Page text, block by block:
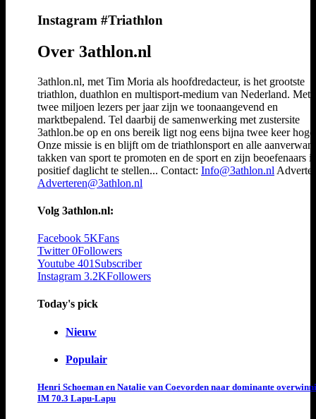
Instagram #Triathlon
Over 3athlon.nl
3athlon.nl, met Tim Moria als hoofdredacteur, is het grootste
triathlon, duathlon en multisport-medium van Nederland. Met
twee miljoen lezers per jaar zijn we toonaangevend en
marktbepalend. Tel daarbij de samenwerking met zustersite
3athlon.be op en ons bereik ligt nog eens bijna twee keer
Onze missie is en blijft om de triathlonsport en alle
takken van sport te promoten en de sport en zijn beoefenaars
positief daglicht te stellen... Contact: Info@3athlon.nl
Adverteren@3athlon.nl
Volg 3athlon.nl:
Facebook 5KFans
Twitter 0Followers
Youtube 401 Subscriber
Instagram 3.2KFollowers
Today's pick
Nieuw
Populair
Henri Schoeman en Natalie van Coevorden naar dominante
IM 70.3 Lapu-Lapu